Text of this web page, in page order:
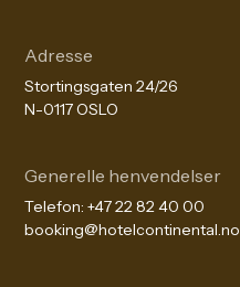
Adresse
Stortingsgaten 24/26
N-0117 OSLO
Generelle henvendelser
Telefon: +47 22 82 40 00
booking@hotelcontinental.no